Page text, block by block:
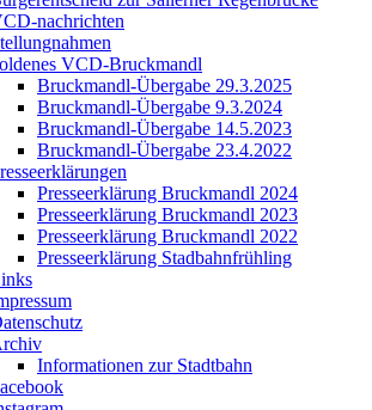
nachrichten
VCD-Bruckmandl
Bruckmandl-Übergabe 29.3.2025
Bruckmandl-Übergabe 9.3.2024
Bruckmandl-Übergabe 14.5.2023
Bruckmandl-Übergabe 23.4.2022
Presseerklärung Bruckmandl 2024
Presseerklärung Bruckmandl 2023
Presseerklärung Bruckmandl 2022
Presseerklärung Stadbahnfrühling
Informationen zur Stadtbahn